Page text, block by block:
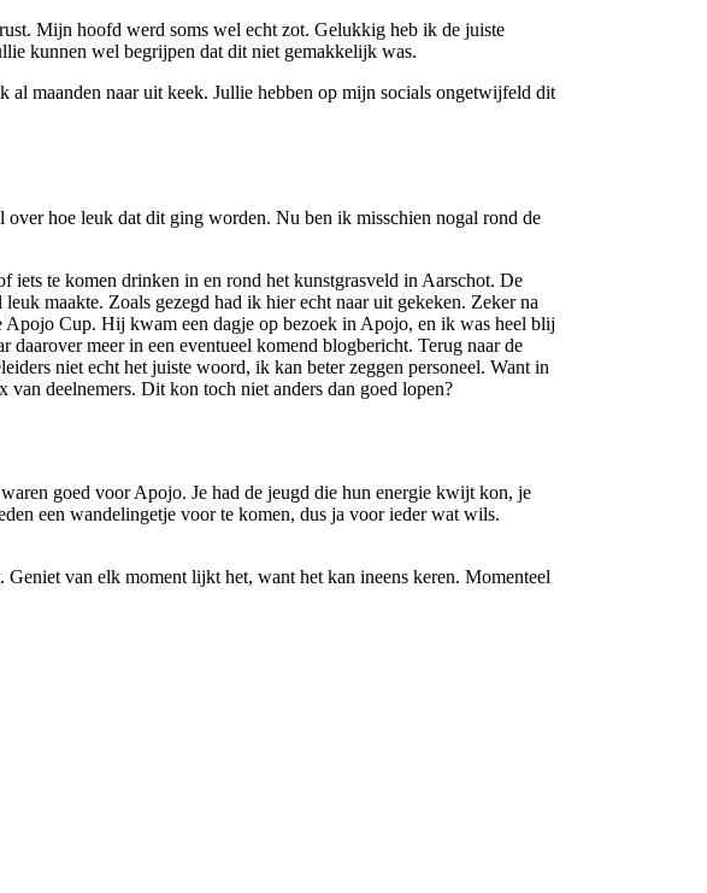
Mijn hoofd werd soms wel echt zot. Gelukkig heb ik de juiste
kunnen wel begrijpen dat dit niet gemakkelijk was.
maanden naar uit keek. Jullie hebben op mijn socials ongetwijfeld dit
hoe leuk dat dit ging worden. Nu ben ik misschien nogal rond de
te komen drinken in en rond het kunstgrasveld in Aarschot. De
maakte. Zoals gezegd had ik hier echt naar uit gekeken. Zeker na
Cup. Hij kwam een dagje op bezoek in Apojo, en ik was heel blij
meer in een eventueel komend blogbericht. Terug naar de
niet echt het juiste woord, ik kan beter zeggen personeel. Want in
van deelnemers. Dit kon toch niet anders dan goed lopen?
goed voor Apojo. Je had de jeugd die hun energie kwijt kon, je
een wandelingetje voor te komen, dus ja voor ieder wat wils.
Geniet van elk moment lijkt het, want het kan ineens keren. Momenteel